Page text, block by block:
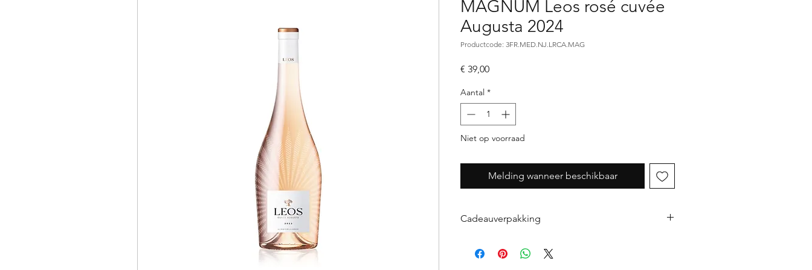
MAGNUM Leos rosé cuvée
Augusta 2024
Productcode: 3FR.MED.NJ.LRCA.MAG
€ 39,00Prijs
Aantal *
Niet op voorraad
Melding wanneer beschikbaar
Cadeauverpakking
voegt u de gewenste cadeauverpakking toe aan